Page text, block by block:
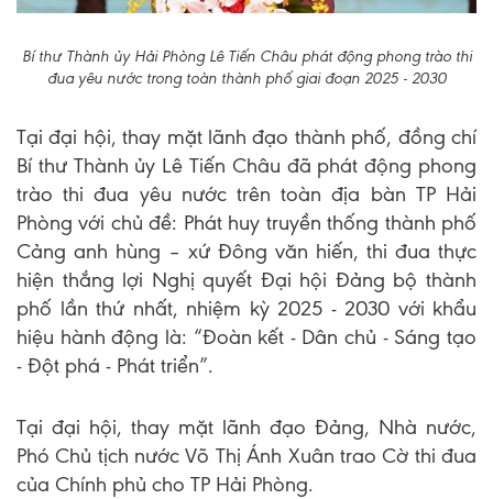
Bí thư Thành ủy Hải Phòng Lê Tiến Châu phát động phong trào thi
đua yêu nước trong toàn thành phố giai đoạn 2025 - 2030
Tại đại hội, thay mặt lãnh đạo thành phố, đồng chí
Bí thư Thành ủy Lê Tiến Châu đã phát động phong
trào thi đua yêu nước trên toàn địa bàn TP Hải
Phòng với chủ đề: Phát huy truyền thống thành phố
Cảng anh hùng – xứ Đông văn hiến, thi đua thực
hiện thắng lợi Nghị quyết Đại hội Đảng bộ thành
phố lần thứ nhất, nhiệm kỳ 2025 - 2030 với khẩu
hiệu hành động là: “Đoàn kết - Dân chủ - Sáng tạo
- Đột phá - Phát triển”.
Tại đại hội, thay mặt lãnh đạo Đảng, Nhà nước,
Phó Chủ tịch nước Võ Thị Ánh Xuân trao Cờ thi đua
của Chính phủ cho TP Hải Phòng.